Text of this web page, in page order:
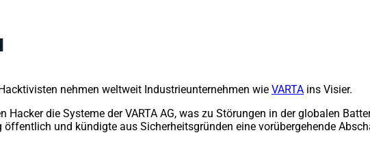
nehmen weltweit Industrieunternehmen wie VARTA ins Visier.
Hacker die Systeme der VARTA AG, was zu Störungen in der globalen
und kündigte aus Sicherheitsgründen eine vorübergehende